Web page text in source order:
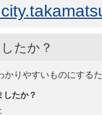
たか？
りやすいものにする
たか？